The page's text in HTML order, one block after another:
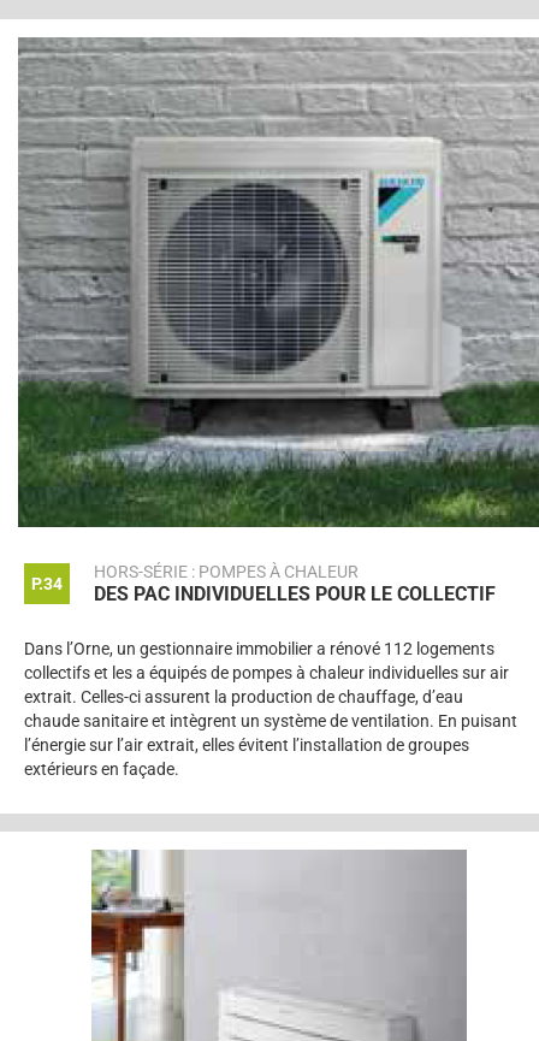
P.34
HORS-SÉRIE : POMPES À CHALEUR
DES PAC INDIVIDUELLES POUR LE COLLECTIF
Dans l’Orne, un gestionnaire immobilier a rénové 112 logements
collectifs et les a équipés de pompes à chaleur individuelles sur air
extrait. Celles-ci assurent la production de chauffage, d’eau
chaude sanitaire et intègrent un système de ventilation. En puisant
l’énergie sur l’air extrait, elles évitent l’installation de groupes
extérieurs en façade.